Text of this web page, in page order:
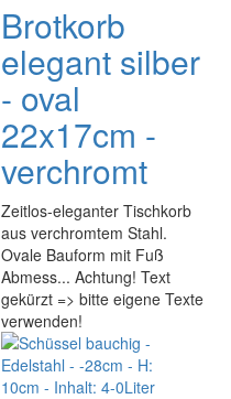
Brotkorb
elegant silber
- oval
22x17cm -
verchromt
Zeitlos-eleganter Tischkorb
aus verchromtem Stahl.
Ovale Bauform mit Fuß
Abmess... Achtung! Text
gekürzt => bitte eigene Texte
verwenden!